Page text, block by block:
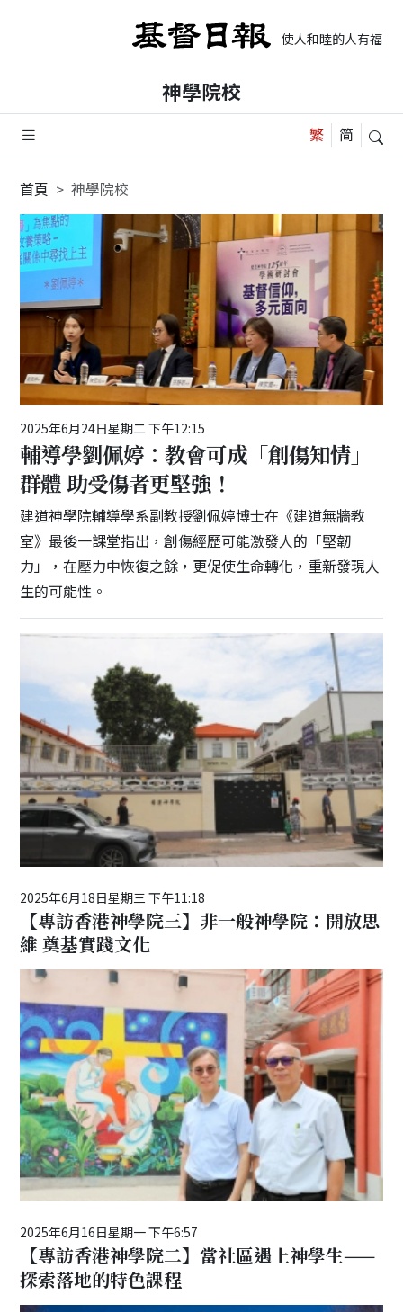
使人和睦的人有福了
神學院校
首頁 神學院校
2025年6月24日星期二 下午12:15
輔導學劉佩婷：教會可成「創傷知情」
群體 助受傷者更堅強！
建道神學院輔導學系副教授劉佩婷博士在《建道無牆教
室》最後一課堂指出，創傷經歷可能激發人的「堅韌
力」，在壓力中恢復之餘，更促使生命轉化，重新發現人
生的可能性。
2025年6月18日星期三 下午11:18
【專訪香港神學院三】非一般神學院：開放思
維 奠基實踐文化
2025年6月16日星期一 下午6:57
【專訪香港神學院二】當社區遇上神學生——
探索落地的特色課程